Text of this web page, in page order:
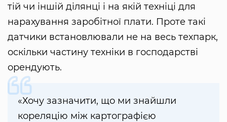
тій чи іншій ділянці і на якій техніці для
нарахування заробітної плати. Проте такі
датчики встановлювали не на весь техпарк,
оскільки частину техніки в господарстві
орендують.
«Хочу зазначити, що ми знайшли
кореляцію між картографією